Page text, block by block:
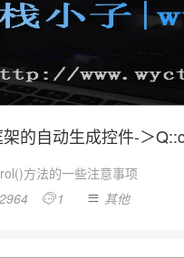
的自动生成控件-＞
方法的一些注意事项
2964 1  其他